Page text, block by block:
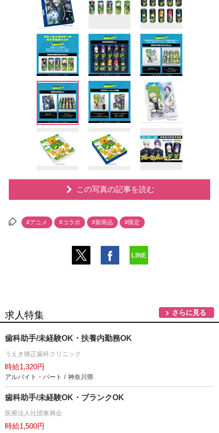
この写真の記事を読む
#アニメ #コラボ #新商品 #限定
求人特集 さらに見る
歯科助手/未経験OK・扶養内勤務OK
うえき矯正歯科クリニック
時給1,320円
アルバイト・パート / 神奈川県
歯科助手/未経験OK・ブランクOK
医療法人社団東興会
時給1,500円